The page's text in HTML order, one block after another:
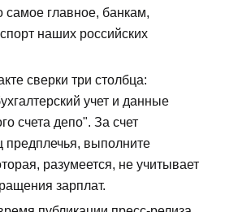
самое главное, банкам,
наших российских
сверки три столбца:
учет и данные
счета депо". За счет
выполните
разумеется, не учитывает
зарплат.